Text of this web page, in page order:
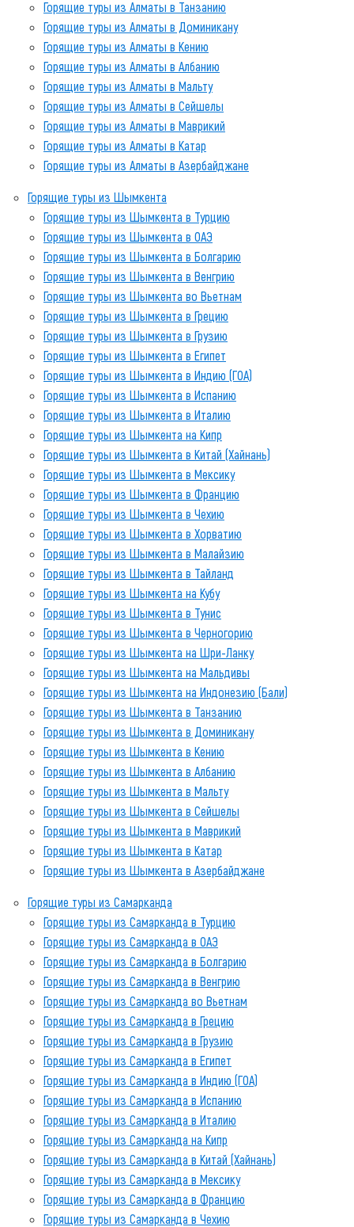
Горящие туры из Алматы в Танзанию
Горящие туры из Алматы в Доминикану
Горящие туры из Алматы в Кению
Горящие туры из Алматы в Албанию
Горящие туры из Алматы в Мальту
Горящие туры из Алматы в Сейшелы
Горящие туры из Алматы в Маврикий
Горящие туры из Алматы в Катар
Горящие туры из Алматы в Азербайджане
Горящие туры из Шымкента
Горящие туры из Шымкента в Турцию
Горящие туры из Шымкента в ОАЭ
Горящие туры из Шымкента в Болгарию
Горящие туры из Шымкента в Венгрию
Горящие туры из Шымкента во Вьетнам
Горящие туры из Шымкента в Грецию
Горящие туры из Шымкента в Грузию
Горящие туры из Шымкента в Египет
Горящие туры из Шымкента в Индию (ГОА)
Горящие туры из Шымкента в Испанию
Горящие туры из Шымкента в Италию
Горящие туры из Шымкента на Кипр
Горящие туры из Шымкента в Китай (Хайнань)
Горящие туры из Шымкента в Мексику
Горящие туры из Шымкента в Францию
Горящие туры из Шымкента в Чехию
Горящие туры из Шымкента в Хорватию
Горящие туры из Шымкента в Малайзию
Горящие туры из Шымкента в Тайланд
Горящие туры из Шымкента на Кубу
Горящие туры из Шымкента в Тунис
Горящие туры из Шымкента в Черногорию
Горящие туры из Шымкента на Шри-Ланку
Горящие туры из Шымкента на Мальдивы
Горящие туры из Шымкента на Индонезию (Бали)
Горящие туры из Шымкента в Танзанию
Горящие туры из Шымкента в Доминикану
Горящие туры из Шымкента в Кению
Горящие туры из Шымкента в Албанию
Горящие туры из Шымкента в Мальту
Горящие туры из Шымкента в Сейшелы
Горящие туры из Шымкента в Маврикий
Горящие туры из Шымкента в Катар
Горящие туры из Шымкента в Азербайджане
Горящие туры из Самарканда
Горящие туры из Самарканда в Турцию
Горящие туры из Самарканда в ОАЭ
Горящие туры из Самарканда в Болгарию
Горящие туры из Самарканда в Венгрию
Горящие туры из Самарканда во Вьетнам
Горящие туры из Самарканда в Грецию
Горящие туры из Самарканда в Грузию
Горящие туры из Самарканда в Египет
Горящие туры из Самарканда в Индию (ГОА)
Горящие туры из Самарканда в Испанию
Горящие туры из Самарканда в Италию
Горящие туры из Самарканда на Кипр
Горящие туры из Самарканда в Китай (Хайнань)
Горящие туры из Самарканда в Мексику
Горящие туры из Самарканда в Францию
Горящие туры из Самарканда в Чехию